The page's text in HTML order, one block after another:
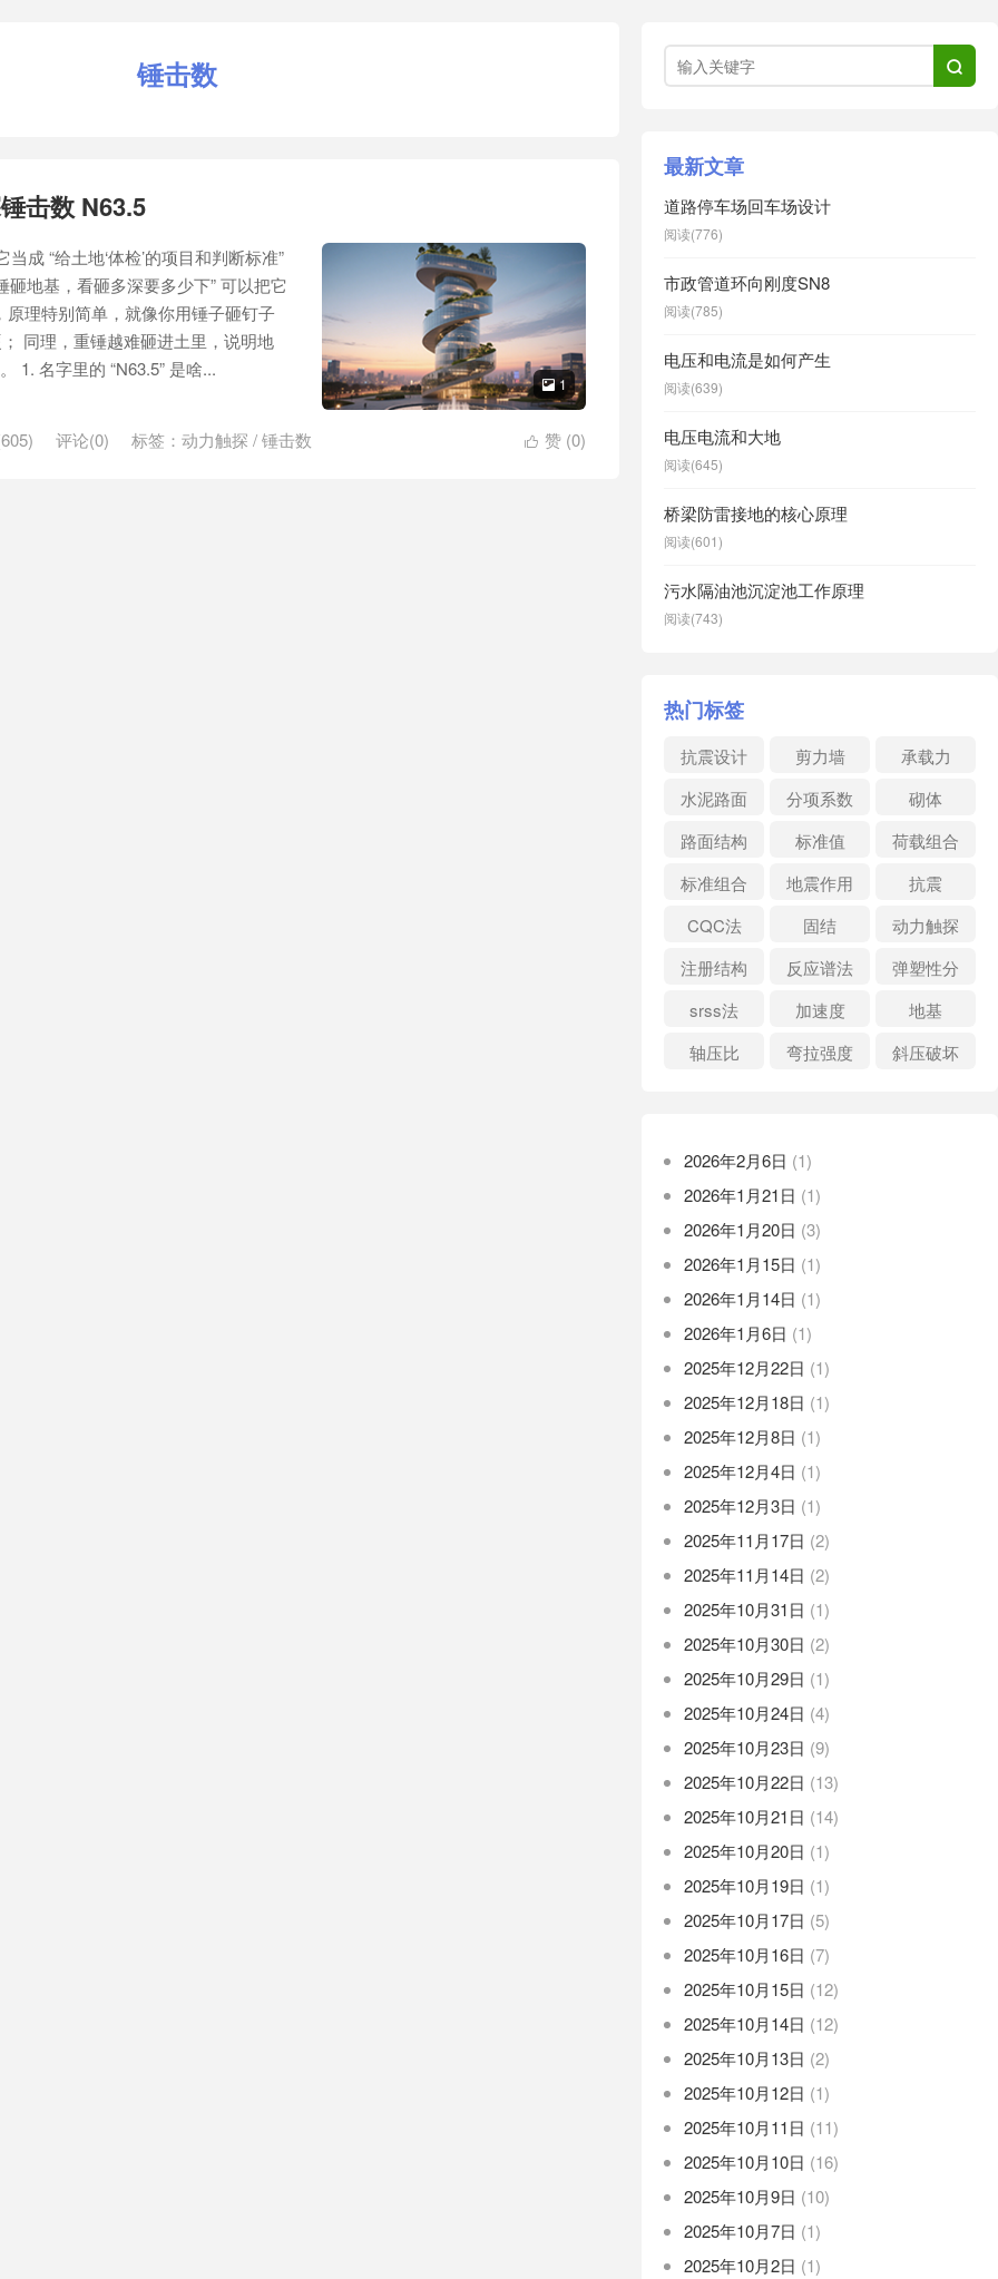
锤击数
击数 N63.5
 1
成 “给土地‘体检’的项目和判断标准”
砸地基，看砸多深要多少下” 可以把它
原理特别简单，就像你用锤子砸钉子
同理，重锤越难砸进土里，说明地
1. 名字里的 “N63.5” 是啥...
 赞 (0)
评论(0) 标签： 动力触探 /锤击数

最新文章
道路停车场回车场设计
阅读(776)
市政管道环向刚度SN8
阅读(785)
电压和电流是如何产生
阅读(639)
电压电流和大地
阅读(645)
桥梁防雷接地的核心原理
阅读(601)
污水隔油池沉淀池工作原理
阅读(743)
热门标签
抗震设计 剪力墙
承载力
水泥路面
分项系数
砌体
路面结构
标准值
荷载组合
标准组合
地震作用
抗震
CQC法
固结
动力触探
注册结构
反应谱法
弹塑性分
srss法 加速度
地基
轴压比
弯拉强度 斜压破坏
2026年2月6日 (1)
2026年1月21日 (1)
2026年1月20日 (3)
2026年1月15日 (1)
2026年1月14日 (1)
2026年1月6日 (1)
2025年12月22日 (1)
2025年12月18日 (1)
2025年12月8日 (1)
2025年12月4日 (1)
2025年12月3日 (1)
2025年11月17日 (2)
2025年11月14日 (2)
2025年10月31日 (1)
2025年10月30日 (2)
2025年10月29日 (1)
2025年10月24日 (4)
2025年10月23日 (9)
2025年10月22日 (13)
2025年10月21日 (14)
2025年10月20日 (1)
2025年10月19日 (1)
2025年10月17日 (5)
2025年10月16日 (7)
2025年10月15日 (12)
2025年10月14日 (12)
2025年10月13日 (2)
2025年10月12日 (1)
2025年10月11日 (11)
2025年10月10日 (16)
2025年10月9日 (10)
2025年10月7日 (1)
2025年10月2日 (1)